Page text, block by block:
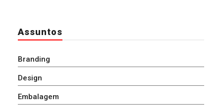
Assuntos
Branding
Design
Embalagem